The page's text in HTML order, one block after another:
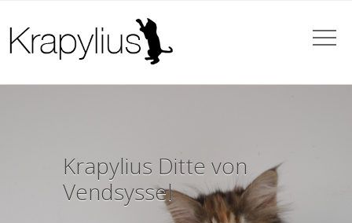
Krapylius
“Harley”